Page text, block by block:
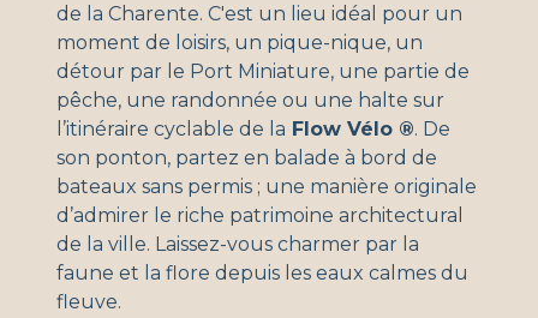
de la Charente. C'est un lieu idéal pour un
moment de loisirs, un pique-nique, un
détour par le Port Miniature, une partie de
pêche, une randonnée ou une halte sur
l’itinéraire cyclable de la Flow Vélo ®. De
son ponton, partez en balade à bord de
bateaux sans permis ; une manière originale
d’admirer le riche patrimoine architectural
de la ville. Laissez-vous charmer par la
faune et la flore depuis les eaux calmes du
fleuve.